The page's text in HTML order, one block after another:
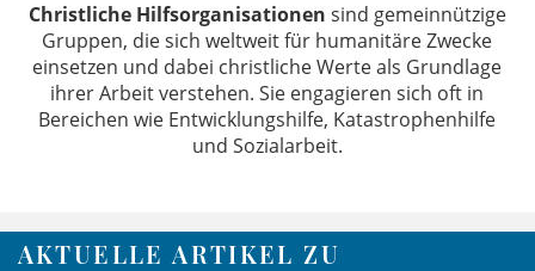
Christliche Hilfsorganisationen sind gemeinnützige
Gruppen, die sich weltweit für humanitäre Zwecke
einsetzen und dabei christliche Werte als Grundlage
ihrer Arbeit verstehen. Sie engagieren sich oft in
Bereichen wie Entwicklungshilfe, Katastrophenhilfe
und Sozialarbeit.
AKTUELLE ARTIKEL ZU